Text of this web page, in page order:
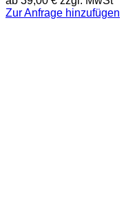
Zur Anfrage hinzufügen